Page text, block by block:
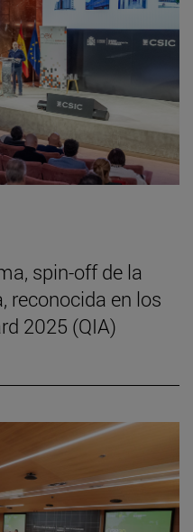
spin-off de la
reconocida en los
2025 (QIA)